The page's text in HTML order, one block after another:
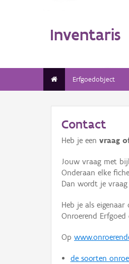
Inventaris
Erfgoedobject
Contact
Heb je een vraag
Jouw vraag met
Onderaan elke
Dan wordt je
Heb je als eigenaar
Onroerend
Op
de soorten